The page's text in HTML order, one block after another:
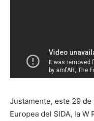
Justamente, este 29
Europea del SIDA, la